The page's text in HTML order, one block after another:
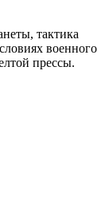
тактика
военного
прессы.